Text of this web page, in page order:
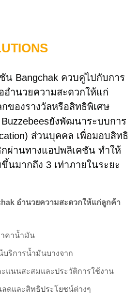
Bangchak ควบคู่ไปกับการ
อำนวยความสะดวกให้แก่
ของรางวัลหรือสิทธิพิเศษ
ยังพัฒนาระบบการ
ส่วนบุคคล เพื่อมอบสิทธิ
ผ่านทางแอปพลิเคชัน ทำให้
นมากถึง 3 เท่าภายในระยะ
อำนวยความสะดวกให้แก่ลูกค้า
คาน้ำมัน
ริการน้ำมันบางจาก
แนนสะสมและประวัติการใช้งาน
ดและสิทธิประโยชน์ต่างๆ